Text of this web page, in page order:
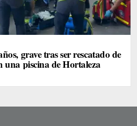
grave tras ser rescatado de
una piscina de Hortaleza